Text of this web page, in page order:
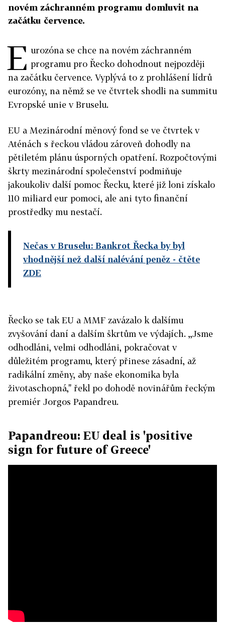
novém záchranném programu domluvit na
začátku července.
E urozóna se chce na novém záchranném
programu pro Řecko dohodnout nejpozději
na začátku července. Vyplývá to z prohlášení lídrů
eurozóny, na němž se ve čtvrtek shodli na summitu
Evropské unie v Bruselu.
EU a Mezinárodní měnový fond se ve čtvrtek v
Aténách s řeckou vládou zároveň dohodly na
pětiletém plánu úsporných opatření. Rozpočtovými
škrty mezinárodní společenství podmiňuje
jakoukoliv další pomoc Řecku, které již loni získalo
110 miliard eur pomoci, ale ani tyto finanční
prostředky mu nestačí.
Nečas v Bruselu: Bankrot Řecka by byl
vhodnější než další nalévání peněz - čtěte
ZDE
Řecko se tak EU a MMF zavázalo k dalšímu
zvyšování daní a dalším škrtům ve výdajích. ,,Jsme
odhodláni, velmi odhodláni, pokračovat v
důležitém programu, který přinese zásadní, až
radikální změny, aby naše ekonomika byla
životaschopná," řekl po dohodě novinářům řeckým
premiér Jorgos Papandreu.
Papandreou: EU deal is 'positive
sign for future of Greece'